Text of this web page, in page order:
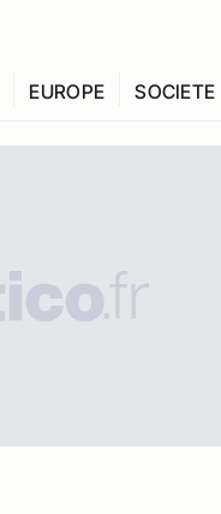
EUROPE SOCIETE